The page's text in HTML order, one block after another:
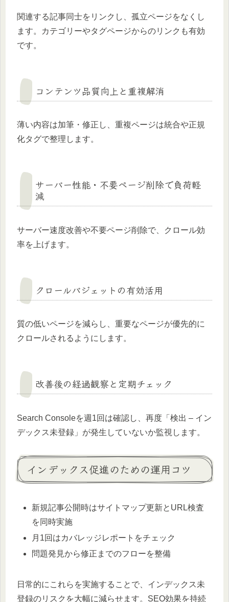
関連する記事同士をリンクし、孤立ページをなくし
ます。カテゴリーやタグページからのリンクも有効
です。
コンテンツ品質向上と重複解消
薄い内容は加筆・修正し、重複ページは統合や正規
化タグで整理します。
サーバー性能・不要ページ削除で負荷軽
減
サーバー速度改善や不要ページ削除で、クロール効
率を上げます。
クロールバジェットの有効活用
質の低いページを減らし、重要なページが優先的に
クロールされるようにします。
改善後の経過観察と定期チェック
Search Consoleを週1回は確認し、再度「検出 – イン
デックス未登録」が発生していないか監視します。
インデックス促進のための運用コツ
新規記事公開時はサイトマップ更新とURL検査
を同時実施
月1回はカバレッジレポートをチェック
問題発見から修正までのフローを整備
日常的にこれらを実施することで、インデックス未
登録のリスクを大幅に減らせます。SEO効果を持続